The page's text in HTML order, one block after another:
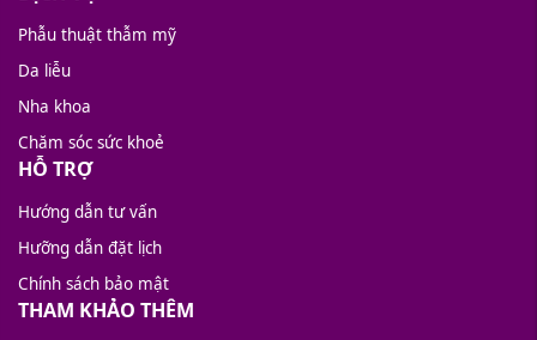
Phẫu thuật thẫm mỹ
Da liễu
Nha khoa
Chăm sóc sức khoẻ
HỖ TRỢ
Hướng dẫn tư vấn
Hưỡng dẫn đặt lịch
Chính sách bảo mật
THAM KHẢO THÊM